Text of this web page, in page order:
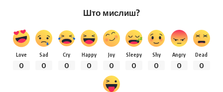
Што мислиш?
Love
0
Sad
0
Cry
0
Happy
0
Joy
0
Sleepy
0
Shy
0
Angry
0
Dead
0